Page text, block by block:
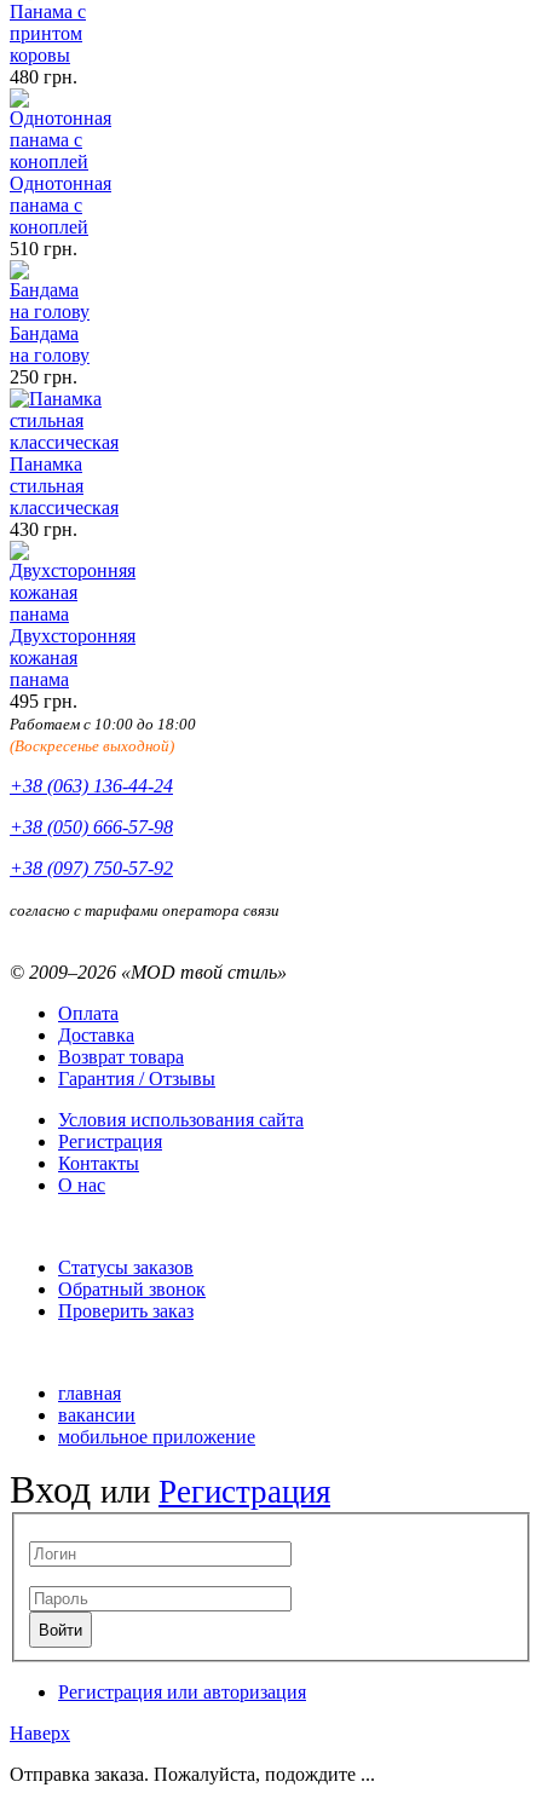
Панама с
принтом
коровы
480 грн.
Однотонная
панама с
коноплей
510 грн.
Бандама
на голову
250 грн.
Панамка
стильная
классическая
430 грн.
Двухсторонняя
кожаная
панама
495 грн.
Работаем с 10:00 до 18:00
(Воскресенье выходной)
+38 (063) 136-44-24
+38 (050) 666-57-98
+38 (097) 750-57-92
согласно с тарифами оператора связи
© 2009–2026 «MOD твой стиль»
Оплата
Доставка
Возврат товара
Гарантия / Отзывы
Условия использования сайта
Регистрация
Контакты
О нас
Статусы заказов
Обратный звонок
Проверить заказ
главная
вакансии
мобильное приложение
Вход или Регистрация
Регистрация или авторизация
Наверх
Отправка заказа. Пожалуйста, подождите ...